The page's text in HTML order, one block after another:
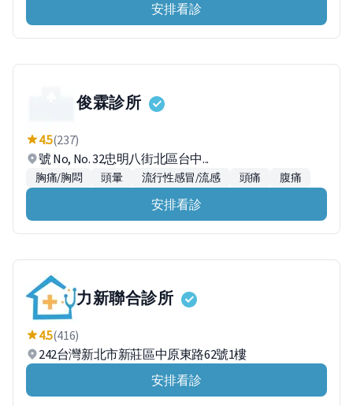
安排看診
俊霖診所
4.5(237)
號 No, No. 32忠明八街北區台中...
胸痛/胸悶 頭暈 流行性感冒/流感 頭痛 腹痛
安排看診
力新聯合診所
4.5(416)
242台灣新北市新莊區中原東路62號1樓
安排看診